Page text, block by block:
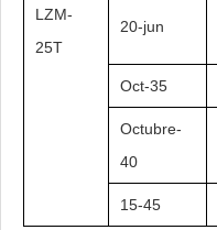
LZM-
25T
20-jun
Oct-35
Octubre-
40
15-45